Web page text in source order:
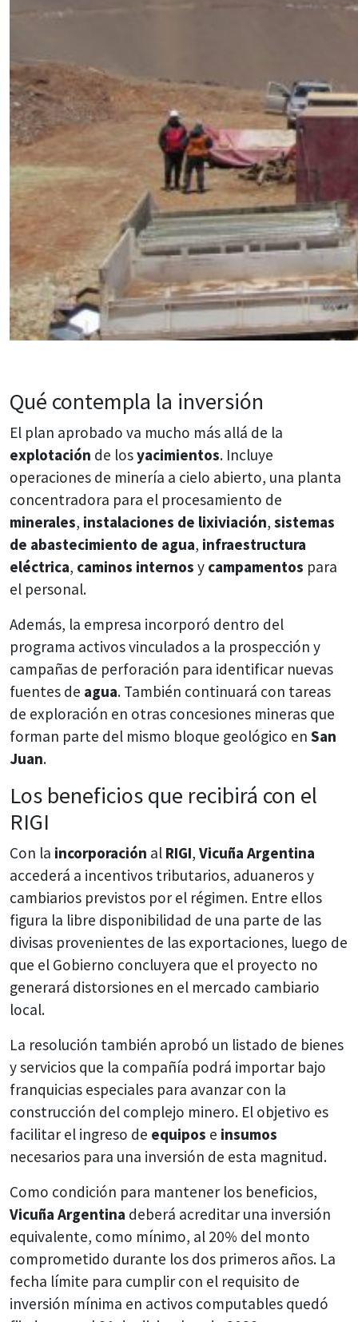
Qué contempla la inversión
El plan aprobado va mucho más allá de la
explotación de losyacimientos. Incluye
operaciones de minería a cielo abierto, una planta
concentradora para el procesamiento de
minerales, instalaciones de lixiviación, sistemas
de abastecimiento de agua, infraestructura
eléctrica, caminos internos y campamentos para
el personal.
Además, la empresa incorporó dentro del
programa activos vinculados a la prospección y
campañas de perforación para identificar nuevas
fuentes de agua. También continuará con tareas
de exploración en otras concesiones mineras que
forman parte del mismo bloque geológico en San
Juan.
Los beneficios que recibirá con el
RIGI
Con la incorporación al RIGI, Vicuña Argentina
accederá a incentivos tributarios, aduaneros y
cambiarios previstos por el régimen. Entre ellos
figura la libre disponibilidad de una parte de las
divisas provenientes de las exportaciones, luego de
que el Gobierno concluyera que el proyecto no
generará distorsiones en el mercado cambiario
local.
La resolución también aprobó un listado de bienes
y servicios que la compañía podrá importar bajo
franquicias especiales para avanzar con la
construcción del complejo minero. El objetivo es
facilitar el ingreso de equipos e insumos
necesarios para una inversión de esta magnitud.
Como condición para mantener los beneficios,
Vicuña Argentina deberá acreditar una inversión
equivalente, como mínimo, al 20% del monto
comprometido durante los dos primeros años. La
fecha límite para cumplir con el requisito de
inversión mínima en activos computables quedó